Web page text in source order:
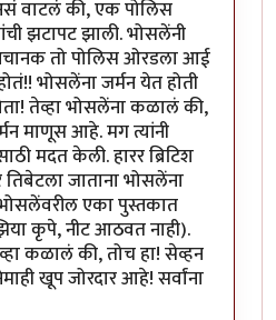
वाटलं की, एक पोलिस
झटापट झाली. भोसलेंनी
तो पोलिस ओरडला आई
भोसलेंना जर्मन येत होती
तेव्हा भोसलेंना कळालं की,
माणूस आहे. मग त्यांनी
मदत केली. हारर ब्रिटिश
जाताना भोसलेंना
एका पुस्तकात
कृपे, नीट आठवत नाही).
कळालं की, तोच हा! सेव्हन
खूप जोरदार आहे! सर्वांना